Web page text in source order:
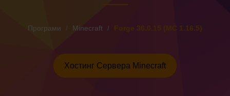
Програми Minecraft Forge 36.0.15 (MC 1.16.5)
Хостинг Сервера Minecraft